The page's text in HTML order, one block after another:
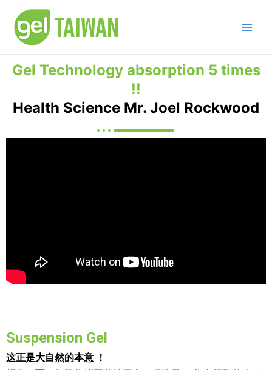
content
Gel Technology absorption 5 times
!!
Health Science Mr. Joel Rockwood
Suspension Gel
这正是大自然的本意 ！